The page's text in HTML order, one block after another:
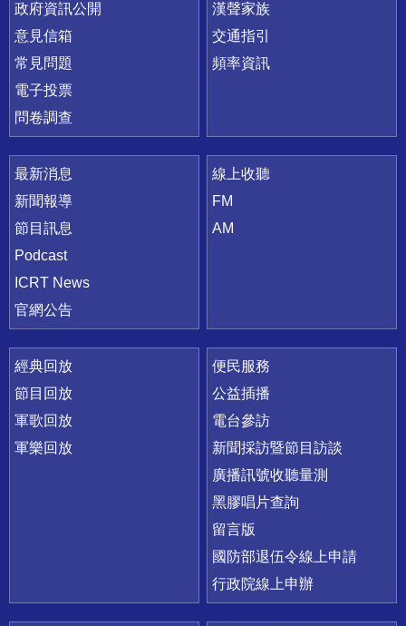
政府資訊公開
意見信箱
常見問題
電子投票
問卷調查
漢聲家族
交通指引
頻率資訊
最新消息
新聞報導
節目訊息
Podcast
ICRT News
官網公告
線上收聽
FM
AM
經典回放
節目回放
軍歌回放
軍樂回放
便民服務
公益插播
電台參訪
新聞採訪暨節目訪談
廣播訊號收聽量測
黑膠唱片查詢
留言版
國防部退伍令線上申請
行政院線上申辦